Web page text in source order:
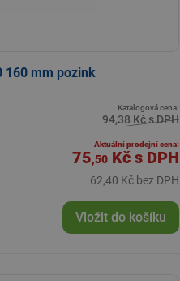
160 mm pozink
Katalogová cena:
94,38 Kč s DPH
Aktuální prodejní cena:
75,50 Kč s DPH
62,40 Kč bez DPH
Vložit do košíku